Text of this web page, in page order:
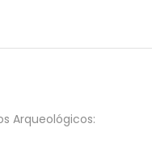
Arqueológicos: